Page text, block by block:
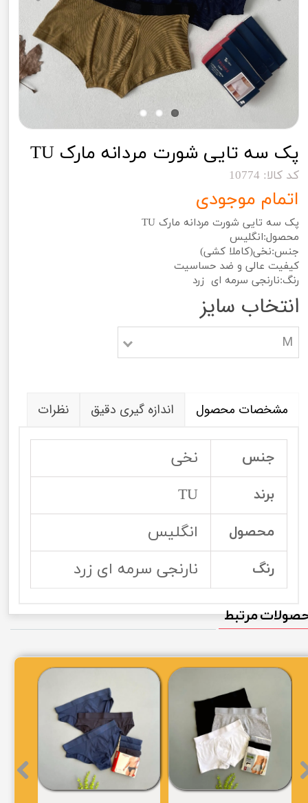
پک سه تایی شورت مردانه مارک TU
کد کالا: 10774
اتمام موجودی
پک سه تایی شورت مردانه مارک TU
محصول:انگلیس
جنس:نخی(کاملا کشی)
کیفیت عالی و ضد حساسیت
رنگ:نارنجی سرمه ای زرد
انتخاب سایز
M
مشخصات محصول اندازه گیری دقیق نظرات
جنس نخی
برند TU
محصول انگلیس
رنگ نارنجی سرمه ای زرد
مرتبط